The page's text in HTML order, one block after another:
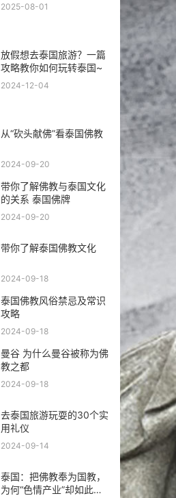
曼谷 为什么曼谷被称为佛
去泰国旅游玩耍的30个实
用礼仪
为何“色情产业”却如此繁
荣发达？
电视台暗访：芭提雅寺庙
只允许中国人进，佛牌高
于常价100多倍！
2024-07-01
天神
信徒
常见
守护者
药膏
多面
怎么处理
自然疗法
时空
亲身经历
无畏
慈悲
电影 帝国